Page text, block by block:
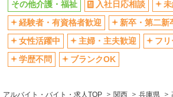
社会保険あり
産休・育
退職金・財形貯蓄制度あり
各種手当
ティブな
制服貸与
研修制度
資格取得支援制度あり
その他介護・福祉 入社日応相談
経験者・有資格者歓迎
新卒・第二新
女性活躍中
主婦・主夫歓迎
フ
学歴不問
ブランクOK
アルバイト・バイト・求人TOP 関西 兵庫県